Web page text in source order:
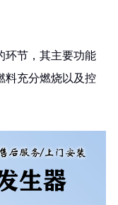
环节，其主要功能
料充分燃烧以及控